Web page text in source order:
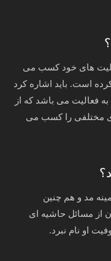
های خود کسب می
است. باید اشاره کرد
فعالیت می باشد که از
مختلفی را کسب می
مد و هم چنین
از مسائل حاشیه‌ ای
او نام نبرد.